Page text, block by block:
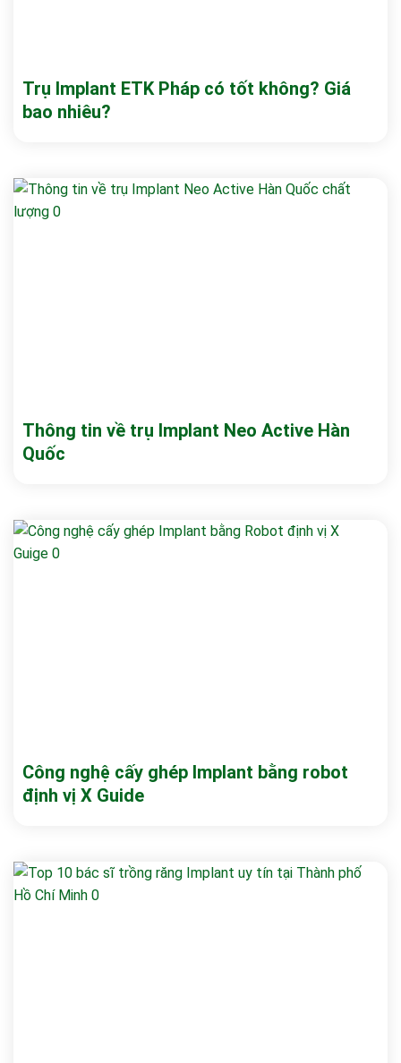
Trụ Implant ETK Pháp có tốt không? Giá
bao nhiêu?
Thông tin về trụ Implant Neo Active Hàn
Quốc
Công nghệ cấy ghép Implant bằng robot
định vị X Guide